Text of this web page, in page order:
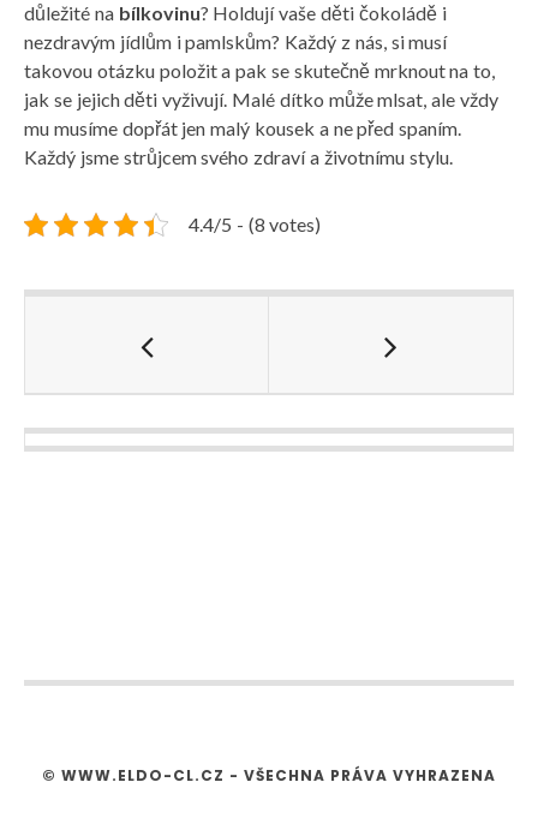
důležité na bílkovinu? Holdují vaše děti čokoládě i
nezdravým jídlům i pamlskům? Každý z nás, si musí
takovou otázku položit a pak se skutečně mrknout na to,
jak se jejich děti vyživují. Malé dítko může mlsat, ale vždy
mu musíme dopřát jen malý kousek a ne před spaním.
Každý jsme strůjcem svého zdraví a životnímu stylu.
4.4/5 - (8 votes)
© WWW.ELDO-CL.CZ - VŠECHNA PRÁVA VYHRAZENA